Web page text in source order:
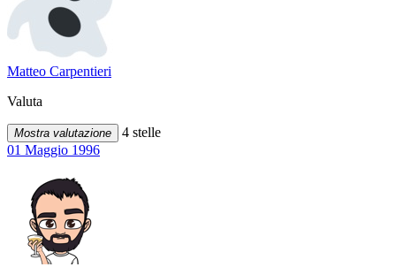
Matteo Carpentieri
Valuta
Mostra valutazione
4 stelle
01 Maggio 1996